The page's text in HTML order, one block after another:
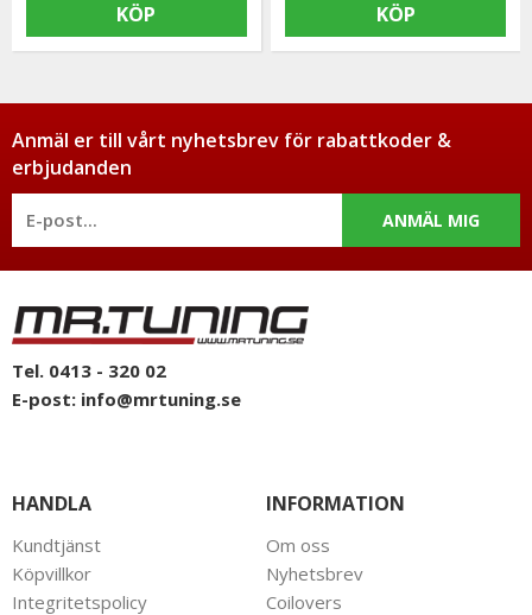
KÖP KÖP
Anmäl er till vårt nyhetsbrev för rabattkoder &
erbjudanden
ANMÄL MIG
Tel. 0413 - 320 02
E-post: info@mrtuning.se
HANDLA
Kundtjänst
Köpvillkor
Integritetspolicy
INFORMATION
Om oss
Nyhetsbrev
Coilovers